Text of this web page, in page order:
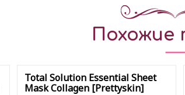
Похожие
Total Solution Essential Sheet
Mask Collagen [Prettyskin]